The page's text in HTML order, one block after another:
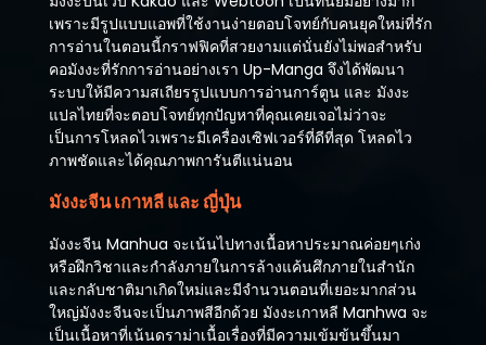
เพราะมีรูปแบบแอพที่ใช้งานง่ายตอบโจทย์กับคนยุคใหม่ที่รัก
การอ่านในตอนนี้กราฟฟิคที่สวยงามแต่นั่นยังไม่พอสำหรับ
คอมังงะที่รักการอ่านอย่างเรา Up-Manga จึงได้พัฒนา
ระบบให้มีความสเถียรรูปแบบการอ่านการ์ตูน และ มังงะ
แปลไทยที่จะตอบโจทย์ทุกปัญหาที่คุณเคยเจอไม่ว่าจะ
เป็นการโหลดไวเพราะมีเครื่องเซิฟเวอร์ที่ดีที่สุด โหลดไว
ภาพชัดและได้คุณภาพการันตีแน่นอน
มังงะจีน เกาหลี และ ญี่ปุ่น
มังงะจีน Manhua จะเน้นไปทางเนื้อหาประมาณค่อยๆเก่ง
หรือฝึกวิชาและกำลังภายในการล้างแค้นศึกภายในสำนัก
และกลับชาติมาเกิดใหม่และมีจำนวนตอนที่เยอะมากส่วน
ใหญ่มังงะจีนจะเป็นภาพสีอีกด้วย มังงะเกาหลี Manhwa จะ
เป็นเนื้อหาที่เน้นดราม่าเนื้อเรื่องที่มีความเข้มข้นขึ้นมา